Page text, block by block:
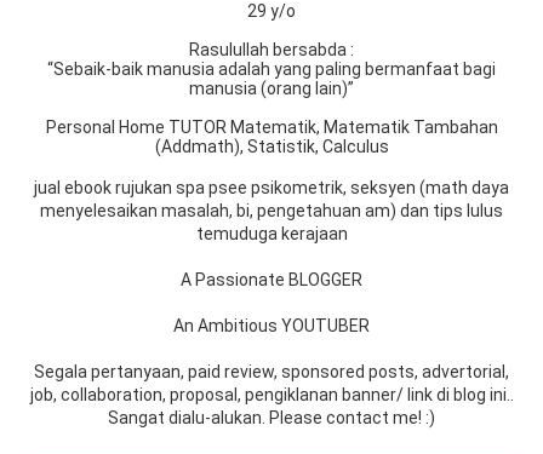
29 y/o
Rasulullah bersabda :
“Sebaik-baik manusia adalah yang paling bermanfaat bagi
manusia (orang lain)”
Personal Home TUTOR Matematik, Matematik Tambahan
(Addmath), Statistik, Calculus
jual ebook rujukan spa psee psikometrik, seksyen (math daya
menyelesaikan masalah, bi, pengetahuan am) dan tips lulus
temuduga kerajaan
A Passionate BLOGGER
An Ambitious YOUTUBER
Segala pertanyaan, paid review, sponsored posts, advertorial,
job, collaboration, proposal, pengiklanan banner/ link di blog ini..
Sangat dialu-alukan. Please contact me! :)